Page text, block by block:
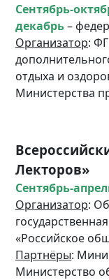
Сентябрь-
декабрь–
Организатор:
отдыха и
Министерства
Лекторов»
Сентябрь-
Организатор:
«Российское
Партнёры:
Министерство